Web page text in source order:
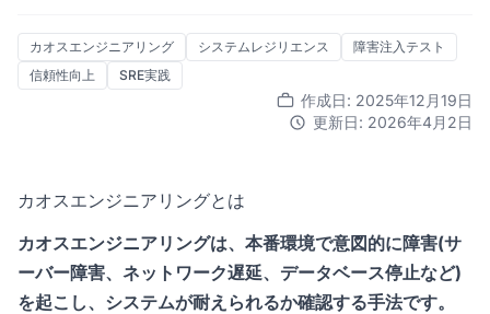
カオスエンジニアリング システムレジリエンス
障害注入テスト
信頼性向上
SRE実践
作成日: 2025年12月19日
更新日: 2026年4月2日
カオスエンジニアリングとは
カオスエンジニアリングは、本番環境で意図的に障害(サ
ーバー障害、ネットワーク遅延、データベース停止など)
を起こし、システムが耐えられるか確認する手法です。